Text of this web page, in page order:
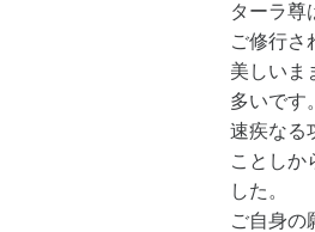
ターラ尊
ご修行さ
美しいま
多いです。
速疾なる
ことしか
した。
ご自身の